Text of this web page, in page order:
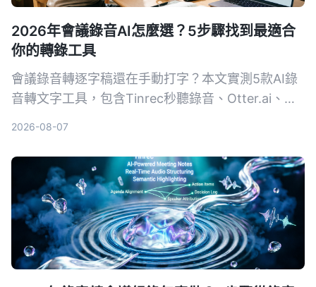
2026年會議錄音AI怎麼選？5步驟找到最適合
你的轉錄工具
會議錄音轉逐字稿還在手動打字？本文實測5款AI錄
音轉文字工具，包含Tinrec秒聽錄音、Otter.ai、
的會議記錄幫手。
2026-08-07